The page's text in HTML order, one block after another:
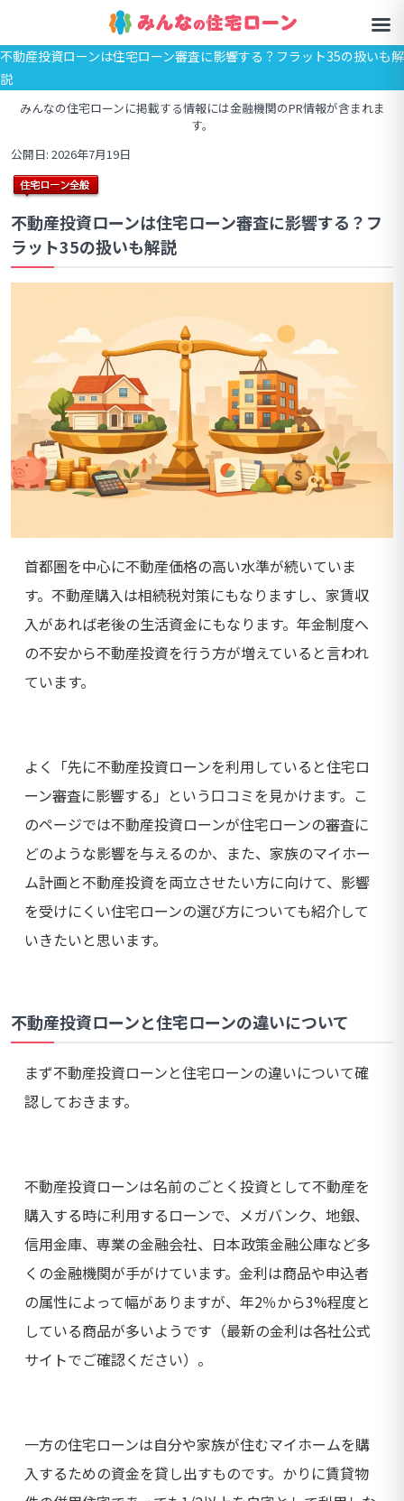
不動産投資ローンは住宅ローン審査に影響する？フラット35の扱いも解
説
みんなの住宅ローンに掲載する情報には金融機関のPR情報が含まれま
す。
公開日: 2026年7月19日
不動産投資ローンは住宅ローン審査に影響する？フ
ラット35の扱いも解説
首都圏を中心に不動産価格の高い水準が続いていま
す。不動産購入は相続税対策にもなりますし、家賃収
入があれば老後の生活資金にもなります。年金制度へ
の不安から不動産投資を行う方が増えていると言われ
ています。
よく「先に不動産投資ローンを利用していると住宅ロ
ーン審査に影響する」という口コミを見かけます。こ
のページでは不動産投資ローンが住宅ローンの審査に
どのような影響を与えるのか、また、家族のマイホー
ム計画と不動産投資を両立させたい方に向けて、影響
を受けにくい住宅ローンの選び方についても紹介して
いきたいと思います。
不動産投資ローンと住宅ローンの違いについて
まず不動産投資ローンと住宅ローンの違いについて確
認しておきます。
不動産投資ローンは名前のごとく投資として不動産を
購入する時に利用するローンで、メガバンク、地銀、
信用金庫、専業の金融会社、日本政策金融公庫など多
くの金融機関が手がけています。金利は商品や申込者
の属性によって幅がありますが、年2％から3%程度と
している商品が多いようです（最新の金利は各社公式
サイトでご確認ください）。
一方の住宅ローンは自分や家族が住むマイホームを購
入するための資金を貸し出すものです。かりに賃貸物